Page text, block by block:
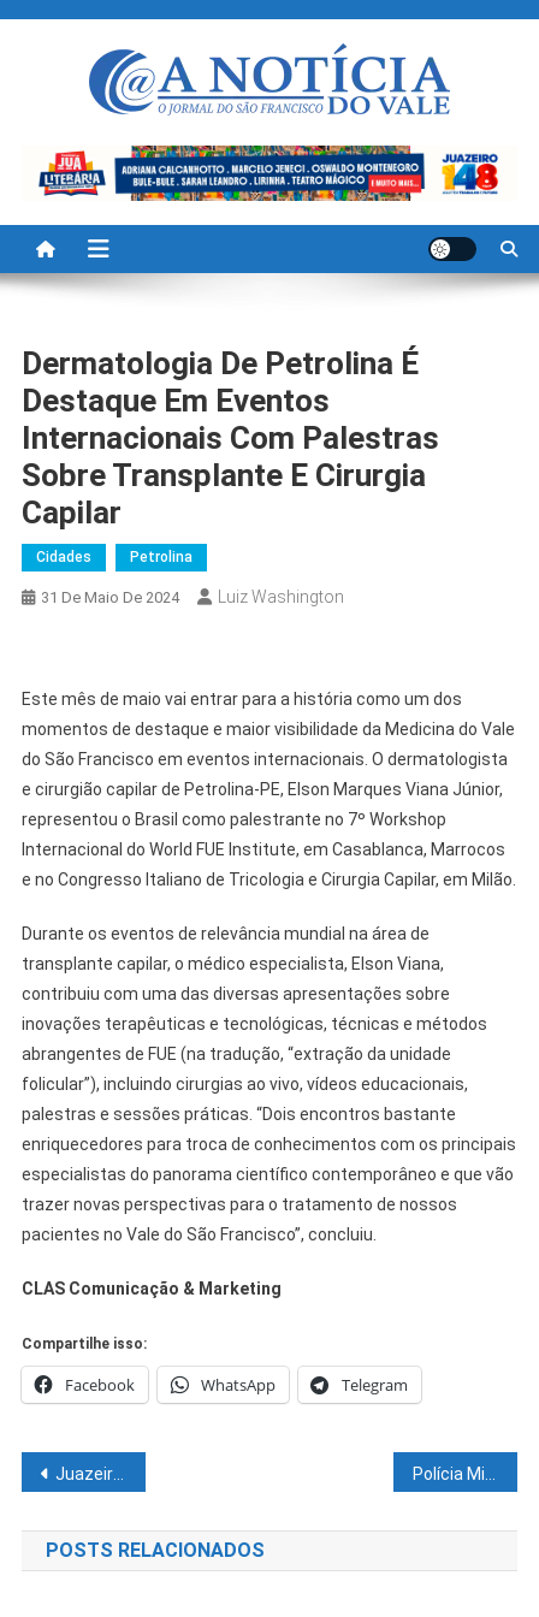
A Noticia Do Vale
Dermatologia De Petrolina É
Destaque Em Eventos
Internacionais Com Palestras
Sobre Transplante E Cirurgia
Capilar
Cidades Petrolina
31 De Maio De 2024 Luiz Washington
Este mês de maio vai entrar para a história como um dos
momentos de destaque e maior visibilidade da Medicina do Vale
do São Francisco em eventos internacionais. O dermatologista
e cirurgião capilar de Petrolina-PE, Elson Marques Viana Júnior,
representou o Brasil como palestrante no 7º Workshop
Internacional do World FUE Institute, em Casablanca, Marrocos
e no Congresso Italiano de Tricologia e Cirurgia Capilar, em Milão.
Durante os eventos de relevância mundial na área de
transplante capilar, o médico especialista, Elson Viana,
contribuiu com uma das diversas apresentações sobre
inovações terapêuticas e tecnológicas, técnicas e métodos
abrangentes de FUE (na tradução, “extração da unidade
folicular”), incluindo cirurgias ao vivo, vídeos educacionais,
palestras e sessões práticas. “Dois encontros bastante
enriquecedores para troca de conhecimentos com os principais
especialistas do panorama científico contemporâneo e que vão
trazer novas perspectivas para o tratamento de nossos
pacientes no Vale do São Francisco”, concluiu.
CLAS Comunicação & Marketing
Compartilhe isso:
Facebook WhatsApp Telegram
Navegação
de
Post
Juazeiro reafirma gestão de qualidade e, mais uma vez, é indicada ao prêmio ‘TV Band Cidades Excelentes’ com destaque na Saúde e Educação Polícia Militar da Bahia realiza treinamento contra ocorrência de assalto a instituição financeira em Casa Nova
POSTS RELACIONADOS